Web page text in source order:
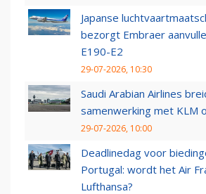
Japanse
bezorgt Embraer
E190-E2
29-07-2026, 10:30
Saudi Arabian Airlines
samenwerking met KLM
29-07-2026, 10:00
Deadlinedag voor
Portugal: wordt het Air
Lufthansa?